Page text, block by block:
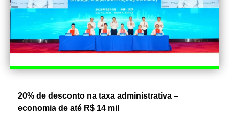
20% de desconto na taxa administrativa –
economia de até R$ 14 mil